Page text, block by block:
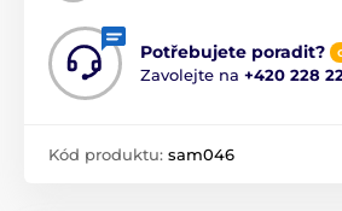
Potřebujete poradit?
Zavolejte na +420 228
Kód produktu: sam046